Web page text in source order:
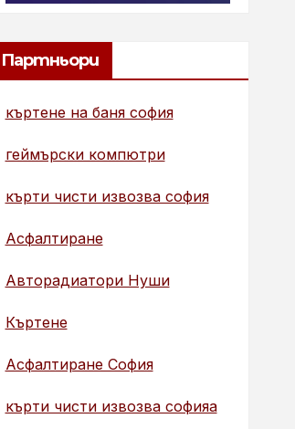
Партньори
къртене на баня софия
геймърски компютри
кърти чисти извозва софия
Асфалтиране
Авторадиатори Нуши
Къртене
Асфалтиране София
кърти чисти извозва софияа